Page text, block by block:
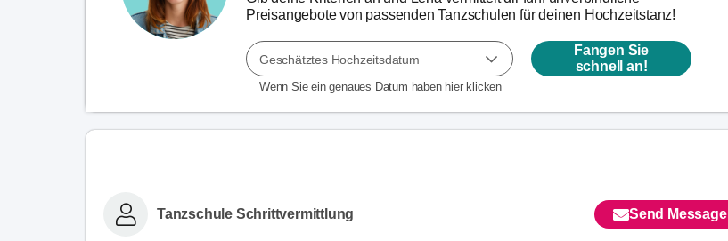
Preisangebote von passenden Tanzschulen für deinen Hochzeitstanz!
Geschätztes Hochzeitsdatum
Wenn Sie ein genaues Datum haben hier klicken
Fangen Sie
schnell an!
Tanzschule Schrittvermittlung Send Message